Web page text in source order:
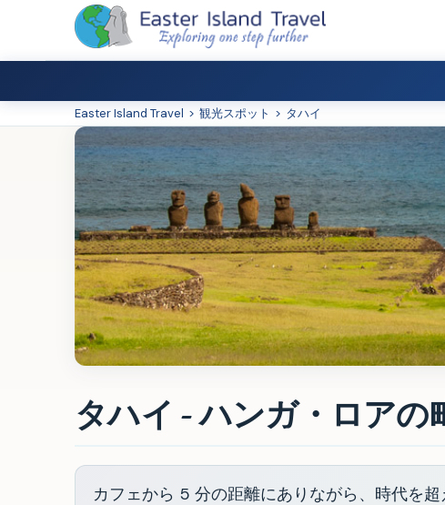
Easter Island Travel > 観光スポット > タハイ
タハイ - ハンガ・ロア
カフェから 5 分の距離にありながら、時代を